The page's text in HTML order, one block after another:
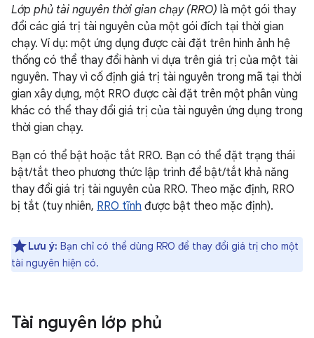
Lớp phủ tài nguyên thời gian chạy (RRO) là một gói thay
đổi các giá trị tài nguyên của một gói đích tại thời gian
chạy. Ví dụ: một ứng dụng được cài đặt trên hình ảnh hệ
thống có thể thay đổi hành vi dựa trên giá trị của một tài
nguyên. Thay vì cố định giá trị tài nguyên trong mã tại thời
gian xây dựng, một RRO được cài đặt trên một phân vùng
khác có thể thay đổi giá trị của tài nguyên ứng dụng trong
thời gian chạy.
Bạn có thể bật hoặc tắt RRO. Bạn có thể đặt trạng thái
bật/tắt theo phương thức lập trình để bật/tắt khả năng
thay đổi giá trị tài nguyên của RRO. Theo mặc định, RRO
bị tắt (tuy nhiên, RRO tĩnh được bật theo mặc định).
Lưu ý: Bạn chỉ có thể dùng RRO để thay đổi giá trị cho một
tài nguyên hiện có.
Tài nguyên lớp phủ